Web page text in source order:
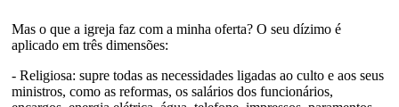
Mas o que a igreja faz com a minha oferta? O seu dízimo é
aplicado em três dimensões:
- Religiosa: supre todas as necessidades ligadas ao culto e aos seus
ministros, como as reformas, os salários dos funcionários,